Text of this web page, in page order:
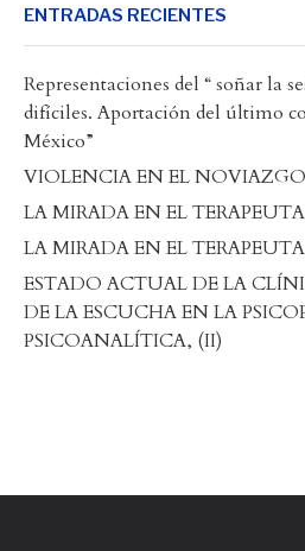
ENTRADAS RECIENTES
Representaciones del “ soñar la
difíciles. Aportación del último
México”
VIOLENCIA EN EL
LA MIRADA EN EL
LA MIRADA EN EL
ESTADO ACTUAL DE LA
DE LA ESCUCHA EN LA
PSICOANALÍTICA, (II)